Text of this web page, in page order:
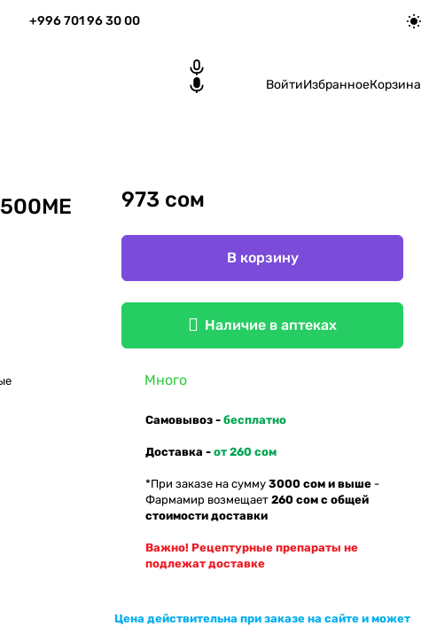
+996 701 96 30 00
ВойтиИзбранноеКорзина
973 сом
В корзину
Наличие в аптеках
Много
Самовывоз - бесплатно
Доставка - от 260 сом
*При заказе на сумму 3000 сом и выше -
Фармамир возмещает 260 сом с общей
стоимости доставки
Важно! Рецептурные препараты не
подлежат доставке
Цена действительна при заказе на сайте и может